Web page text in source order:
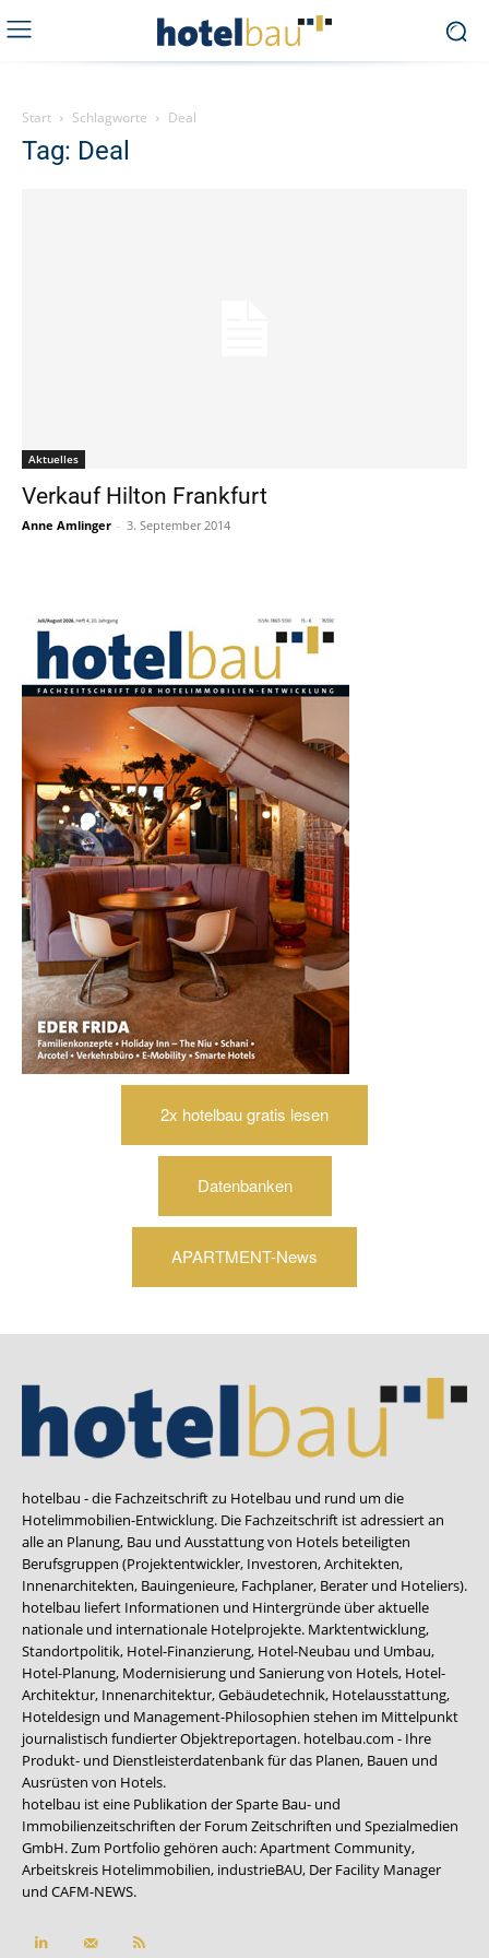
Start Schlagworte Deal
Tag: Deal
Aktuelles
Verkauf Hilton Frankfurt
Anne Amlinger - 3. September 2014
2x hotelbau gratis lesen
Datenbanken
APARTMENT-News
hotelbau - die Fachzeitschrift zu Hotelbau und rund um die
Hotelimmobilien-Entwicklung. Die Fachzeitschrift ist adressiert an
alle an Planung, Bau und Ausstattung von Hotels beteiligten
Berufsgruppen (Projektentwickler, Investoren, Architekten,
Innenarchitekten, Bauingenieure, Fachplaner, Berater und Hoteliers).
hotelbau liefert Informationen und Hintergründe über aktuelle
nationale und internationale Hotelprojekte. Marktentwicklung,
Standortpolitik, Hotel-Finanzierung, Hotel-Neubau und Umbau,
Hotel-Planung, Modernisierung und Sanierung von Hotels, Hotel-
Architektur, Innenarchitektur, Gebäudetechnik, Hotelausstattung,
Hoteldesign und Management-Philosophien stehen im Mittelpunkt
journalistisch fundierter Objektreportagen. hotelbau.com - Ihre
Produkt- und Dienstleisterdatenbank für das Planen, Bauen und
Ausrüsten von Hotels.
hotelbau ist eine Publikation der Sparte Bau- und
Immobilienzeitschriften der Forum Zeitschriften und Spezialmedien
GmbH. Zum Portfolio gehören auch:Apartment Community,
Arbeitskreis Hotelimmobilien, industrieBAU, Der Facility Manager
und CAFM-NEWS.